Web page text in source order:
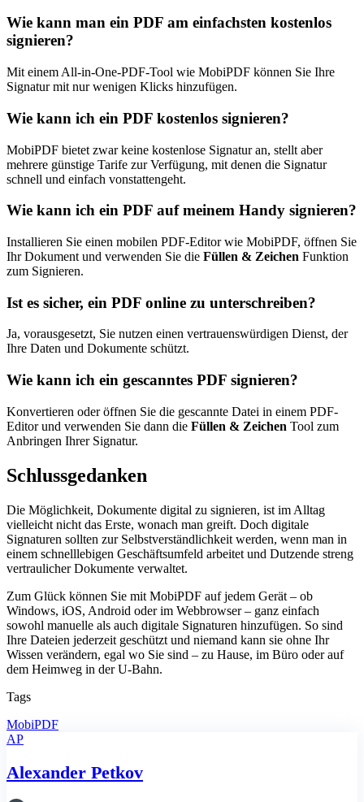
Wie kann man ein PDF am einfachsten kostenlos
signieren?
Mit einem All-in-One-PDF-Tool wie MobiPDF können Sie Ihre
Signatur mit nur wenigen Klicks hinzufügen.
Wie kann ich ein PDF kostenlos signieren?
MobiPDF bietet zwar keine kostenlose Signatur an, stellt aber
mehrere günstige Tarife zur Verfügung, mit denen die Signatur
schnell und einfach vonstattengeht.
Wie kann ich ein PDF auf meinem Handy signieren?
Installieren Sie einen mobilen PDF-Editor wie MobiPDF, öffnen Sie
Ihr Dokument und verwenden Sie die Füllen & Zeichen Funktion
zum Signieren.
Ist es sicher, ein PDF online zu unterschreiben?
Ja, vorausgesetzt, Sie nutzen einen vertrauenswürdigen Dienst, der
Ihre Daten und Dokumente schützt.
Wie kann ich ein gescanntes PDF signieren?
Konvertieren oder öffnen Sie die gescannte Datei in einem PDF-
Editor und verwenden Sie dann die Füllen & Zeichen Tool zum
Anbringen Ihrer Signatur.
Schlussgedanken
Die Möglichkeit, Dokumente digital zu signieren, ist im Alltag
vielleicht nicht das Erste, wonach man greift. Doch digitale
Signaturen sollten zur Selbstverständlichkeit werden, wenn man in
einem schnelllebigen Geschäftsumfeld arbeitet und Dutzende streng
vertraulicher Dokumente verwaltet.
Zum Glück können Sie mit MobiPDF auf jedem Gerät – ob
Windows, iOS, Android oder im Webbrowser – ganz einfach
sowohl manuelle als auch digitale Signaturen hinzufügen. So sind
Ihre Dateien jederzeit geschützt und niemand kann sie ohne Ihr
Wissen verändern, egal wo Sie sind – zu Hause, im Büro oder auf
dem Heimweg in der U-Bahn.
Tags
MobiPDF
AP
Alexander Petkov